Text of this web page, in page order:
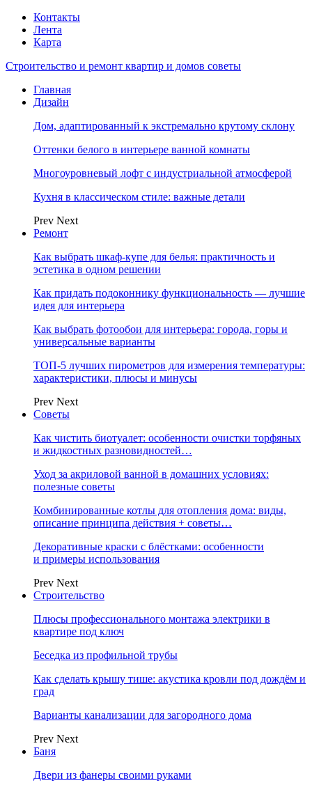
Контакты
Лента
Карта
Строительство и ремонт квартир и домов советы
Главная
Дизайн
Дом, адаптированный к экстремально крутому склону
Оттенки белого в интерьере ванной комнаты
Многоуровневый лофт с индустриальной атмосферой
Кухня в классическом стиле: важные детали
Prev Next
Ремонт
Как выбрать шкаф-купе для белья: практичность и
эстетика в одном решении
Как придать подоконнику функциональность — лучшие
идея для интерьера
Как выбрать фотообои для интерьера: города, горы и
универсальные варианты
ТОП-5 лучших пирометров для измерения температуры:
характеристики, плюсы и минусы
Prev Next
Советы
Как чистить биотуалет: особенности очистки торфяных
и жидкостных разновидностей…
Уход за акриловой ванной в домашних условиях:
полезные советы
Комбинированные котлы для отопления дома: виды,
описание принципа действия + советы…
Декоративные краски с блёстками: особенности
и примеры использования
Prev Next
Строительство
Плюсы профессионального монтажа электрики в
квартире под ключ
Беседка из профильной трубы
Как сделать крышу тише: акустика кровли под дождём и
град
Варианты канализации для загородного дома
Prev Next
Баня
Двери из фанеры своими руками